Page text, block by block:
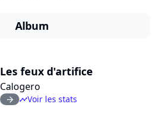
Album
Les feux d'artifice
Calogero
arrow_right timelineVoir les stats